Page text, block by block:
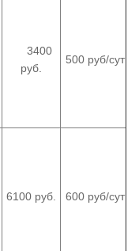
3400
руб.
500 руб/сут
6100 руб. 600 руб/сут